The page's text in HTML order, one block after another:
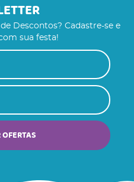
Descontos? Cadastre-se e
sua festa!